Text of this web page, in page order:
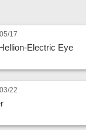
17
Electric Eye
22